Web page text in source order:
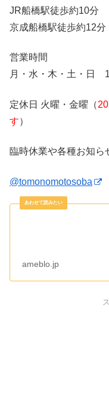
JR船橋駅徒歩約10分
京成船橋駅徒歩約12分
営業時間
月・水・木・土・日
定休日 火曜・金曜（
す）
臨時休業や各種お知ら
@tomonomotosoba
ameblo.jp